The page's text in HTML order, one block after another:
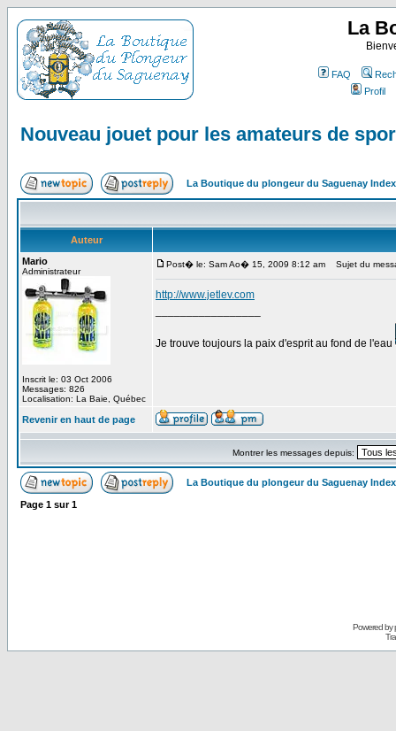
La
FAQ
Profil
Nouveau jouet pour les amateurs de
La Boutique du plongeur du Saguenay
Auteur
Mario
Administrateur
Inscrit le: 03 Oct 2006
Messages: 826
Localisation: La Baie, Québec
Post� le: Sam Ao� 15, 2009 8:12 am Sujet du
http://www.jetlev.com
Je trouve toujours la paix d'esprit au fond de l'eau
Revenir en haut de page
Montrer les messages depuis:
La Boutique du plongeur du Saguenay
Page 1 sur1
Powered by